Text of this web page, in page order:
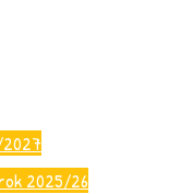
2027
2025/26